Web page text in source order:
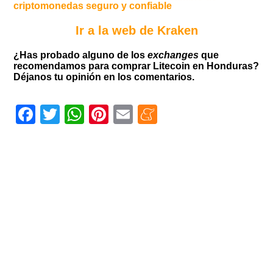
criptomonedas seguro y confiable
Ir a la web de Kraken
¿Has probado alguno de losexchanges que
recomendamos para comprar Litecoin en Honduras?
Déjanos tu opinión en los comentarios.
Facebook
TwitterWhatsApp
Pinterest
Email